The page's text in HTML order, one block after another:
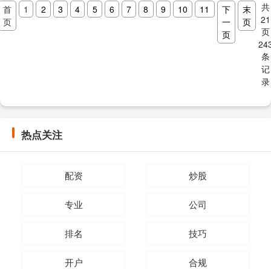
首
页
1 2 3 4 5 6 7 8 9 10 11
下
一
页
末
页
共
21
页
条
记
录
热点关注
配资 炒股
专业 公司
排名 技巧
开户 合规